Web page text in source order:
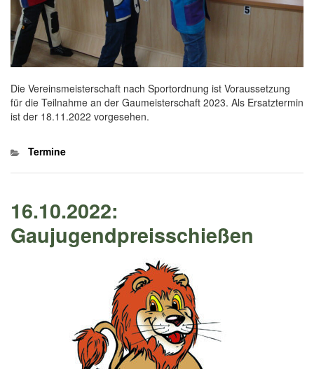
Die Vereinsmeisterschaft nach Sportordnung ist Voraussetzung
für die Teilnahme an der Gaumeisterschaft 2023. Als Ersatztermin
ist der 18.11.2022 vorgesehen.
Kategorien
Termine
16.10.2022:
Gaujugendpreisschießen